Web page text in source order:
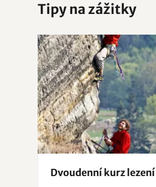
Tipy na zážitky
Dvoudenní kurz lezení